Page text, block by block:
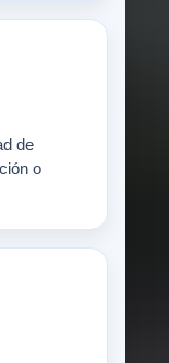
de
o